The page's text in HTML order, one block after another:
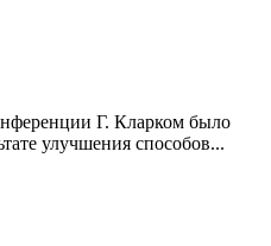
Г. Кларком было
улучшения способов...